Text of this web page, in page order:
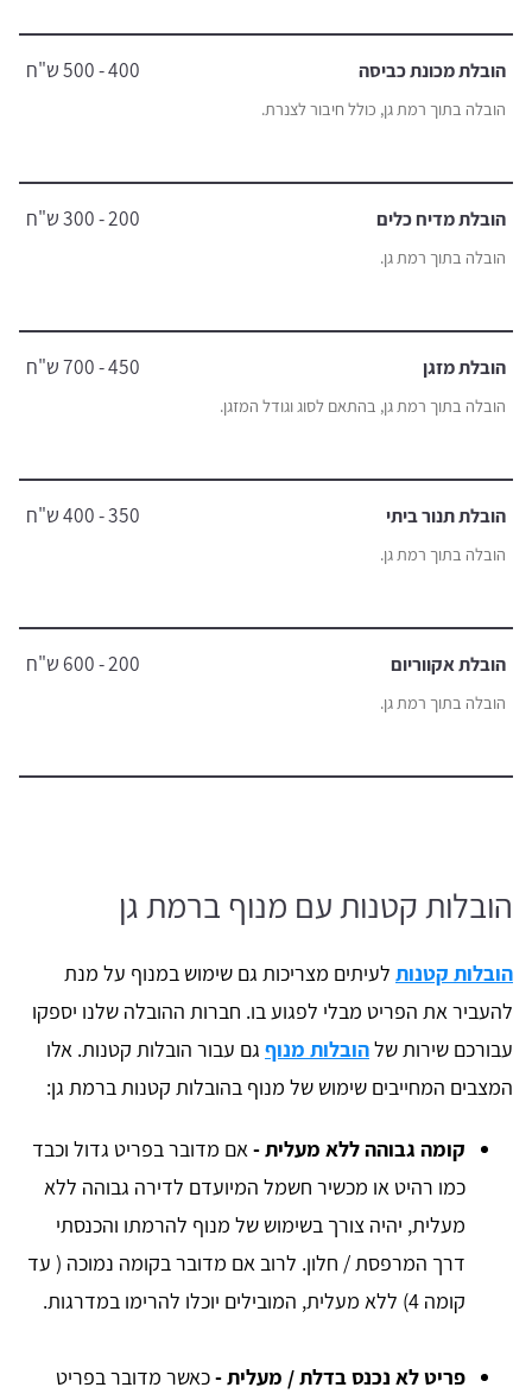
הובלת מכונת כביסה
הובלה בתוך רמת גן, כולל חיבור לצנרת.
400 - 500 ש"ח
הובלת מדיח כלים
הובלה בתוך רמת גן.
200 - 300 ש"ח
הובלת מזגן
הובלה בתוך רמת גן, בהתאם לסוג וגודל המזגן.
450 - 700 ש"ח
הובלת תנור ביתי
הובלה בתוך רמת גן.
350 - 400 ש"ח
הובלת אקווריום
הובלה בתוך רמת גן.
200 - 600 ש"ח
הובלות קטנות עם מנוף ברמת גן
הובלות קטנות לעיתים מצריכות גם שימוש במנוף על מנת
להעביר את הפריט מבלי לפגוע בו. חברות ההובלה שלנו יספקו
עבורכם שירות שלהובלות מנוף גם עבור הובלות קטנות. אלו
המצבים המחייבים שימוש של מנוף בהובלות קטנות ברמת גן:
קומה גבוהה ללא מעלית -אם מדובר בפריט גדול וכבד
כמו רהיט או מכשיר חשמל המיועדם לדירה גבוהה ללא
מעלית, יהיה צורך בשימוש של מנוף להרמתו והכנסתי
דרך המרפסת / חלון. לרוב אם מדובר בקומה נמוכה ( עד
קומה 4) ללא מעלית, המובילים יוכלו להרימו במדרגות.
פריט לא נכנס בדלת / מעלית -כאשר מדובר בפריט